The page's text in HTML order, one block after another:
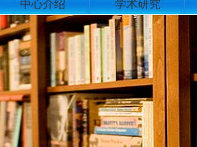
中心介绍 学术研究